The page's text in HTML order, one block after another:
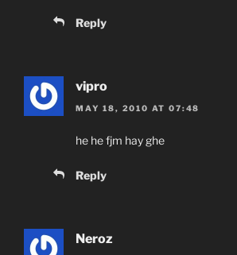
Reply
vipro
MAY 18, 2010 AT 07:48
he he fjm hay ghe
Reply
Neroz